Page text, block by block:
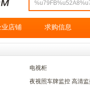
业店铺 求购信息
电视柜
夜视照车牌监控 高清